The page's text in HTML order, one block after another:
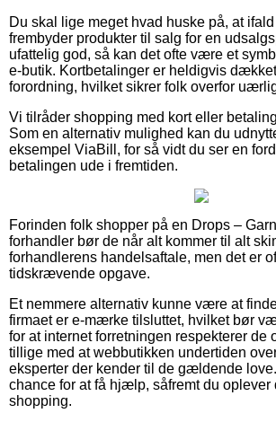
Du skal lige meget hvad huske på, at
frembyder produkter til salg for en
ufattelig god, så kan det ofte være et
e-butik. Kortbetalinger er heldigvis
forordning, hvilket sikrer folk overfor
Vi tilråder shopping med kort eller
Som en alternativ mulighed kan du
eksempel ViaBill, for så vidt du ser en
betalingen ude i fremtiden.
Forinden folk shopper på en Drops –
forhandler bør de når alt kommer til alt
forhandlerens handelsaftale, men det er
tidskrævende opgave.
Et nemmere alternativ kunne være at
firmaet er e-mærke tilsluttet, hvilket bør
for at internet forretningen respekterer de
tillige med at webbutikken undertiden
eksperter der kender til de gældende
chance for at få hjælp, såfremt du oplever
shopping.